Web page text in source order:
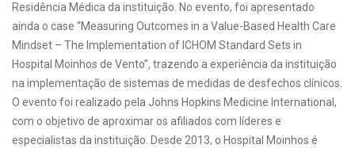
Residência Médica da instituição. No evento, foi apresentado
ainda o case “Measuring Outcomes in a Value-Based Health Care
Mindset – The Implementation of ICHOM Standard Sets in
Hospital Moinhos de Vento”, trazendo a experiência da instituição
na implementação de sistemas de medidas de desfechos clínicos.
O evento foi realizado pela Johns Hopkins Medicine International,
com o objetivo de aproximar os afiliados com líderes e
especialistas da instituição. Desde 2013, o Hospital Moinhos é